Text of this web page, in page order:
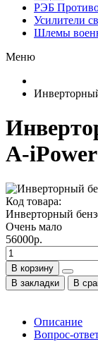
РЭБ
Усилители
Шлемы
Меню
A-
Код товара:
Инверторный
Очень мало
56000р.
В корзину
В закладки
В
Описание
Вопрос-